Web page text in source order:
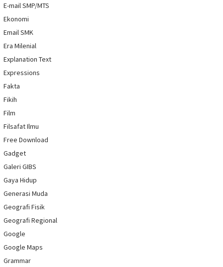
E-mail SMP/MTS
Ekonomi
Email SMK
Era Milenial
Explanation Text
Expressions
Fakta
Fikih
Film
Filsafat Ilmu
Free Download
Gadget
Galeri GIBS
Gaya Hidup
Generasi Muda
Geografi Fisik
Geografi Regional
Google
Google Maps
Grammar